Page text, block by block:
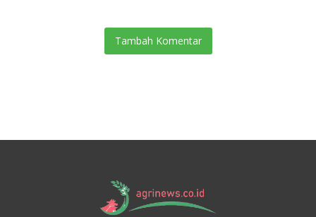
Tambah Komentar